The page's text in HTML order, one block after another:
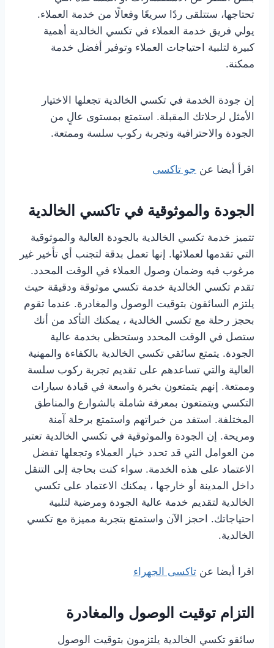
تحتاجها، ستتلقى ردًا سريعًا وفعالًا من خدمة العملاء.
يولي فريق خدمة العملاء في تكسي الخالدية أهمية
كبيرة لتلبية احتياجات العملاء وتوفير أفضل خدمة
ممكنة.
إن جودة الخدمة في تكسي الخالدية تجعلها الاختيار
الأمثل لرحلاتك المقبلة. استمتع بمستوى عالٍ من
الجودة والاحترافية وتجربة ركوب سلسة وممتعة.
اقرأ أيضا عن جو تاكسى
الجودة والموثوقية في تاكسي الخالدية
تتميز خدمة تكسي الخالدية بالجودة العالية والموثوقية
التي تقدمها لعملائها. إنها تعمل بدقة لتجنب أي تأخير غير
مرغوب فيه وضمان وصول العملاء في الوقت المحدد.
تقدم تكسي الخالدية خدمة تكسي موثوقة ودقيقة حيث
يلتزم السائقون بتوقيت الوصول والمغادرة. عندما تقوم
بحجز رحلة مع تكسي الخالدية ، يمكنك التأكد من أنك
ستصل في الوقت المحدد وستحظى بخدمة عالية
الجودة. يتمتع سائقي تكسي الخالدية بالكفاءة والمهنية
العالية والتي تساعدهم على تقديم تجربة ركوب سلسة
وممتعة. إنهم يتمتعون بخبرة واسعة في قيادة سيارات
التكسي ويتمتعون بمعرفة شاملة بالشوارع والمناطق
المختلفة. استفد من خبراتهم واستمتع برحلة آمنة
ومريحة. إن الجودة والموثوقية في تكسي الخالدية تعتبر
من العوامل التي قد تحدد خيار العملاء وتجعلها تفضل
الاعتماد على هذه الخدمة. سواء كنت بحاجة إلى التنقل
داخل المدينة أو خارجها ، يمكنك الاعتماد على تكسي
الخالدية لتقديم خدمة عالية الجودة ومرضية لتلبية
احتياجاتك. احجز الآن واستمتع بتجربة مميزة مع تكسي
الخالدية.
اقرا أيضا عن تاكسى الجهراء
التزام توقيت الوصول والمغادرة
سائقو تكسي الخالدية يلتزمون بتوقيت الوصول